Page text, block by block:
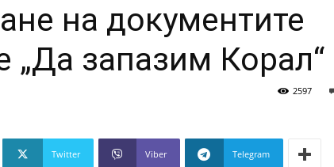
на документите
„Да запазим Корал“
2597
Twitter Viber Telegram